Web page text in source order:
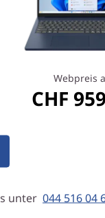
und liefert
allem
Windows 10.
Webpreis
CHF
unter 044 516 04